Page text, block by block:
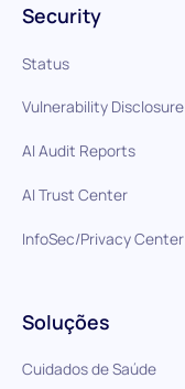
Soluções
Cuidados de Saúde
Security
Status
Vulnerability Disclosure
AI Audit Reports
AI Trust Center
InfoSec/Privacy Center